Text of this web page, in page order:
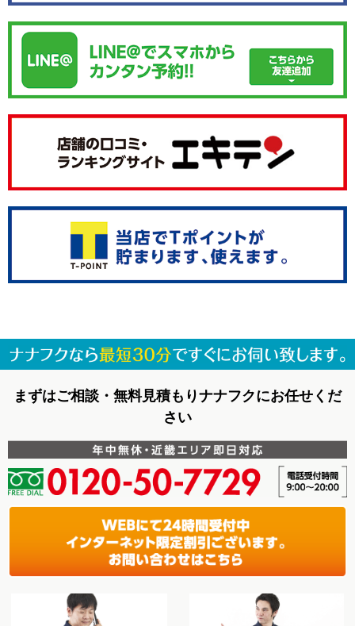
まずはご相談・無料見積もりナナフクにお任せくだ
さい